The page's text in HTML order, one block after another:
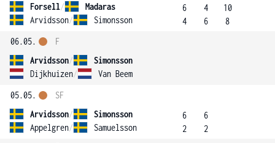
Forsell/
Madaras
Arvidsson/ Simonsson
6
4
4
6
10
8
06.05.
Arvidsson/
Simonsson
Dijkhuizen/ Van Beem
F
05.05.
Arvidsson/
Simonsson
Appelgren/ Samuelsson
SF
6
2
6
2